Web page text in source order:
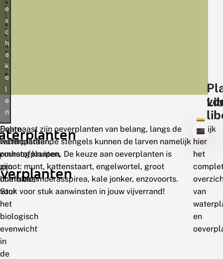
e
s
c
h
a
k
e
l
e
n
n
l
i
b
e
l
l
e
n
v
i
j
v
e
r
Echte
waterplanten,
zuurstofplanten,
zijn
onmisbaar
voor
het
biologisch
evenwicht
in
de
Daarnaast zijn oeverplanten van belang, langs de
rechtopstaande stengels kunnen de larven namelijk
omhoog kruipen. De keuze aan oeverplanten is
groot: munt, kattenstaart, engelwortel, groot
hoefblad, moerasspirea, kale jonker, enzovoorts.
Stuk voor stuk aanwinsten in jouw vijverrand!
Bekijk
hier
het
van
en